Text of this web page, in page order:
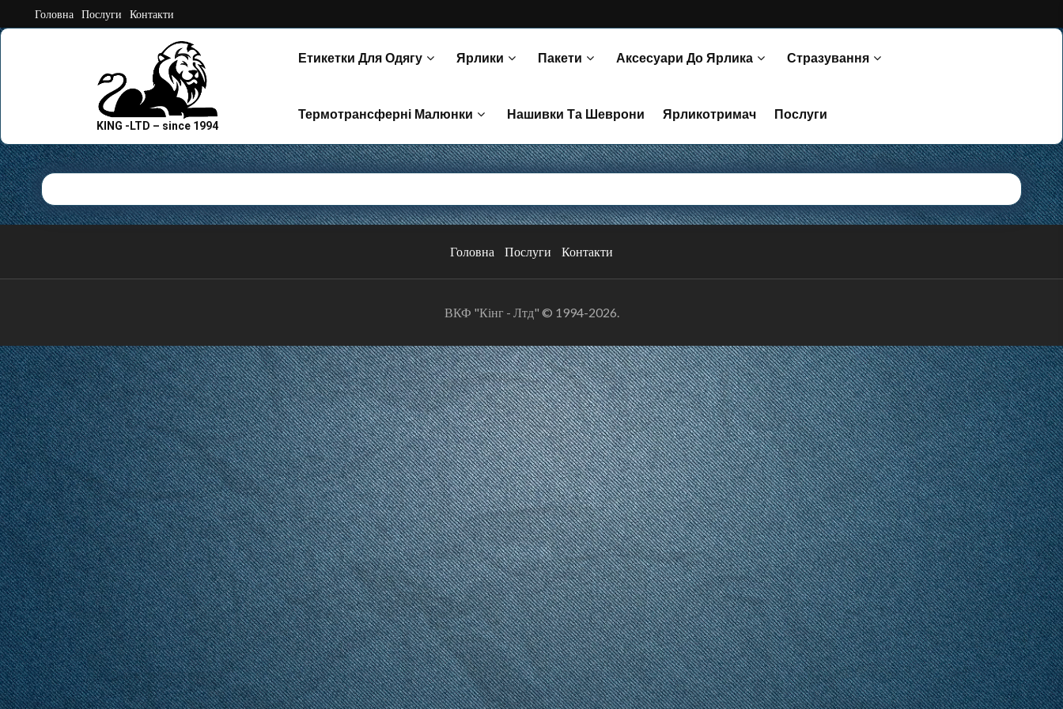
to
Головна Послуги Контакти
KING -LTD – since 1994
Етикетки Для Одягу Ярлики Пакети Аксесуари До Ярлика Стразування
Термотрансферні Малюнки Нашивки Та Шеврони Ярликотримач Послуги
Головна Послуги Контакти
ВКФ "Кінг - Лтд" © 1994-2026.